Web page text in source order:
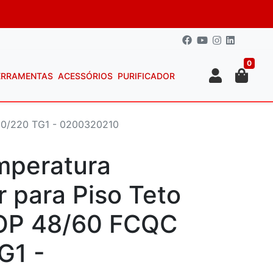
0
ACESSÓRIOS PURIFICADOR
220 TG1 - 0200320210
para Piso Teto
48/60 FCQC
-